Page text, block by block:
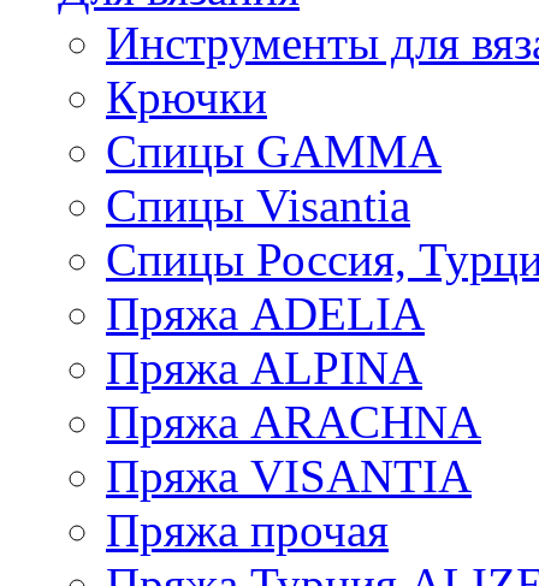
Инструменты для
Крючки
Спицы GAMMA
Спицы Visantia
Спицы Россия,
Пряжа ADELIA
Пряжа ALPINA
Пряжа ARACHNA
Пряжа VISANTIA
Пряжа прочая